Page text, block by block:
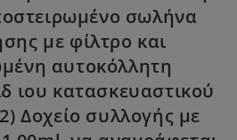
σωλήνα
με φίλτρο και
αυτοκόλλητη
ιου κατασκευαστικού
Δοχείο συλλογής με